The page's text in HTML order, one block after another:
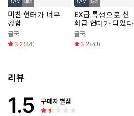
미친 헌터가 너무
강함
글국
3.2(44)
EX급 특성으로 신
화급 헌터가 되었다
글국
3.2(48)
리뷰
1.5 구매자 별점